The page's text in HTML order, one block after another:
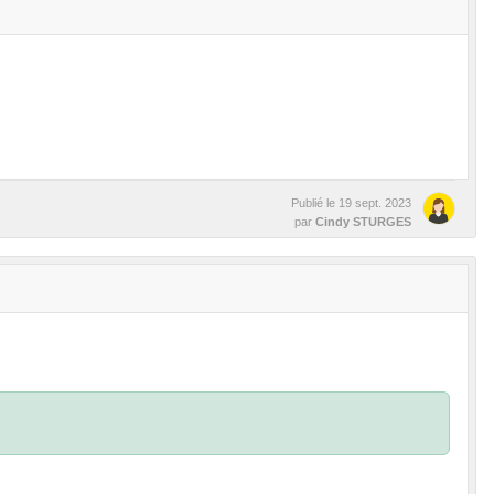
Publié le 19 sept. 2023
par Cindy STURGES